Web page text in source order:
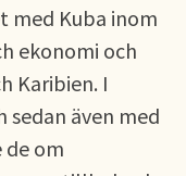
med Kuba inom
ekonomi och
Karibien. I
sedan även med
de om